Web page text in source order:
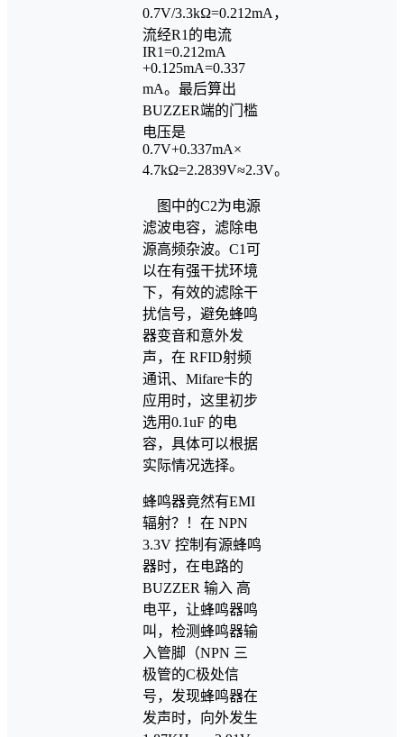
0.7V/3.3kΩ=0.212mA，
流经R1的电流
IR1=0.212mA
+0.125mA=0.337
mA。最后算出
BUZZER端的门槛
电压是
0.7V+0.337mA×
4.7kΩ=2.2839V≈2.3V。
图中的C2为电源
滤波电容，滤除电
源高频杂波。C1可
以在有强干扰环境
下，有效的滤除干
扰信号，避免蜂鸣
器变音和意外发
声，在 RFID射频
通讯、Mifare卡的
应用时，这里初步
选用0.1uF 的电
容，具体可以根据
实际情况选择。
蜂鸣器竟然有EMI
辐射？！在 NPN
3.3V 控制有源蜂鸣
器时，在电路的
BUZZER 输入 高
电平，让蜂鸣器鸣
叫，检测蜂鸣器输
入管脚（NPN 三
极管的C极处信
号，发现蜂鸣器在
发声时，向外发生